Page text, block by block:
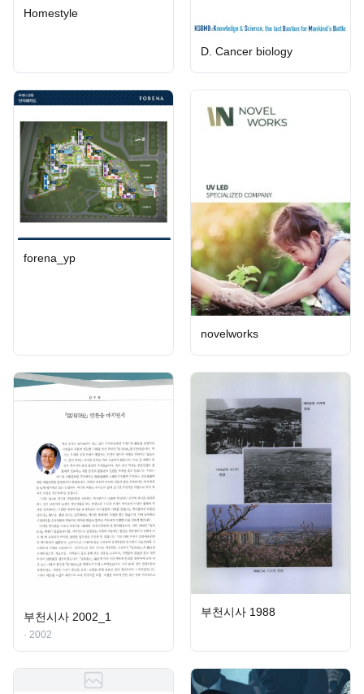
Homestyle
D. Cancer biology
forena_yp
novelworks
부천시사 2002_1
· 2002
부천시사 1988